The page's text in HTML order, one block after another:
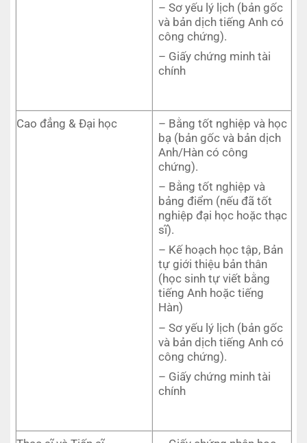
– Sơ yếu lý lịch (bản gốc
và bản dịch tiếng Anh có
công chứng).
– Giấy chứng minh tài
chính
Cao đẳng & Đại học
– Bằng tốt nghiệp và học
bạ (bản gốc và bản dịch
Anh/Hàn có công
chứng).
– Bằng tốt nghiệp và
bảng điểm (nếu đã tốt
nghiệp đại học hoặc thạc
sĩ).
– Kế hoạch học tập, Bản
tự giới thiệu bản thân
(học sinh tự viết bằng
tiếng Anh hoặc tiếng
Hàn)
– Sơ yếu lý lịch (bản gốc
và bản dịch tiếng Anh có
công chứng).
– Giấy chứng minh tài
chính